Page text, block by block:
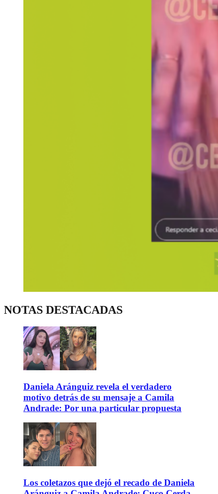
NOTAS DESTACADAS
Daniela Aránguiz revela el verdadero
motivo detrás de su mensaje a Camila
Andrade: Por una particular propuesta
Los coletazos que dejó el recado de Daniela